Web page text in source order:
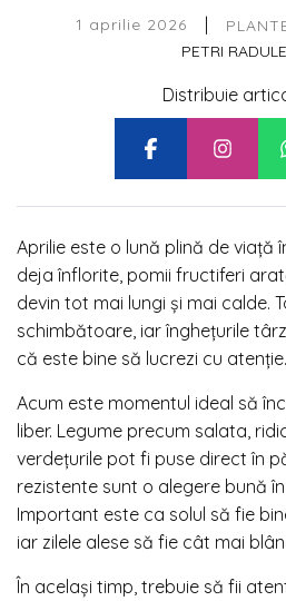
1 aprilie 2026 |
PETRI
Distribuie
Aprilie este o lună plină de viață
deja înflorite, pomii fructiferi
devin tot mai lungi și mai calde.
schimbătoare, iar înghețurile
că este bine să lucrezi cu atenție.
Acum este momentul ideal să
liber. Legume precum salata,
verdețurile pot fi puse direct în
rezistente sunt o alegere bună
Important este ca solul să fie
iar zilele alese să fie cât mai
În același timp, trebuie să fii